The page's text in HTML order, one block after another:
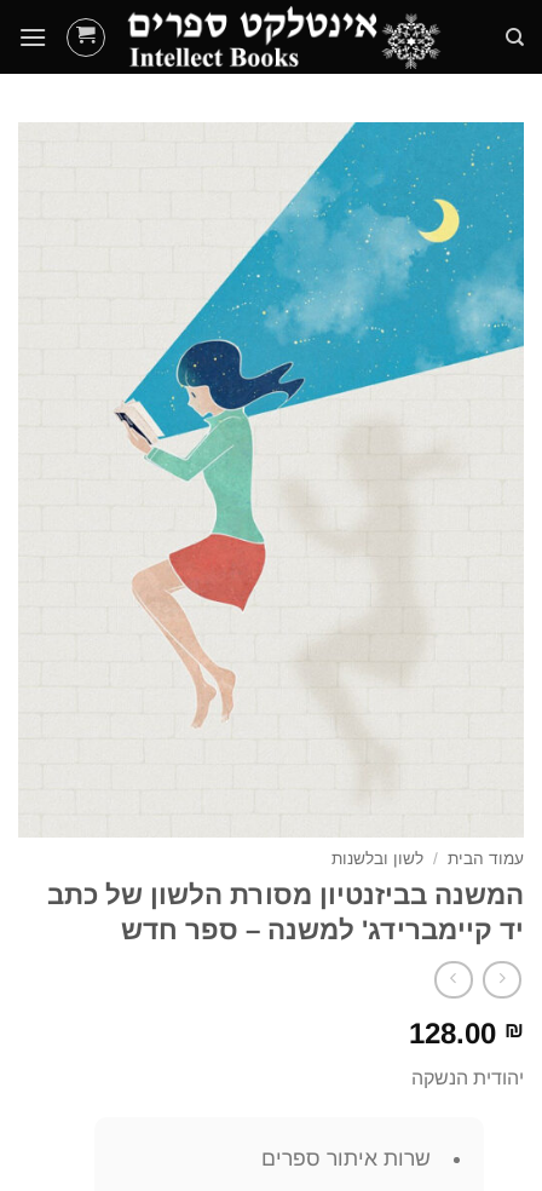
content
עמוד הבית / לשון ובלשנות
המשנה בביזנטיון מסורת הלשון של כתב
יד קיימברידג' למשנה – ספר חדש
128.00 ₪
יהודית הנשקה
שרות איתור ספרים